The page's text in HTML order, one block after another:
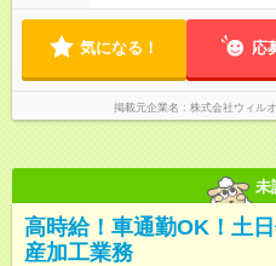
気になる！ 応
掲載元企業名 株式会社ウィル
未
高時給！車通勤OK！土
産加工業務